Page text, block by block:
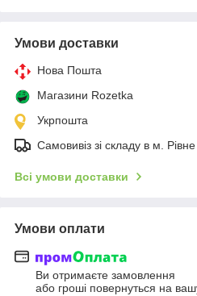
Умови доставки
Нова Пошта
Магазини Rozetka
Укрпошта
Самовивіз зі складу в м. Рівне
Всі умови доставки
Умови оплати
Ви отримаєте замовлення
або гроші повернуться на